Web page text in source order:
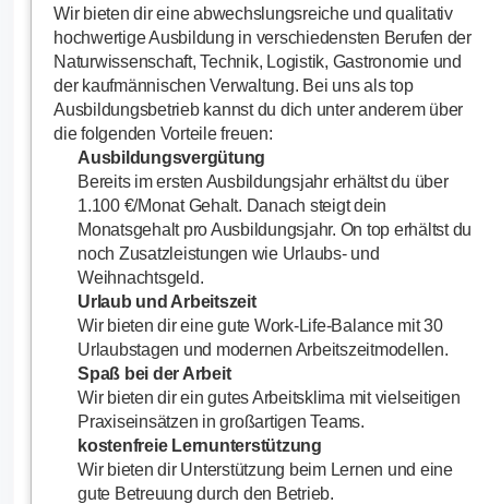
Wir bieten dir eine abwechslungsreiche und qualitativ
hochwertige Ausbildung in verschiedensten Berufen der
Naturwissenschaft, Technik, Logistik, Gastronomie und
der kaufmännischen Verwaltung. Bei uns als top
Ausbildungsbetrieb kannst du dich unter anderem über
die folgenden Vorteile freuen:
Ausbildungsvergütung
Bereits im ersten Ausbildungsjahr erhältst du über
1.100 €/Monat Gehalt. Danach steigt dein
Monatsgehalt pro Ausbildungsjahr. On top erhältst du
noch Zusatzleistungen wie Urlaubs- und
Weihnachtsgeld.
Urlaub und Arbeitszeit
Wir bieten dir eine gute Work-Life-Balance mit 30
Urlaubstagen und modernen Arbeitszeitmodellen.
Spaß bei der Arbeit
Wir bieten dir ein gutes Arbeitsklima mit vielseitigen
Praxiseinsätzen in großartigen Teams.
kostenfreie Lernunterstützung
Wir bieten dir Unterstützung beim Lernen und eine
gute Betreuung durch den Betrieb.